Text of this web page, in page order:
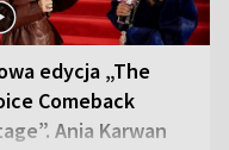
edycja „The
Comeback
Ania Karwan